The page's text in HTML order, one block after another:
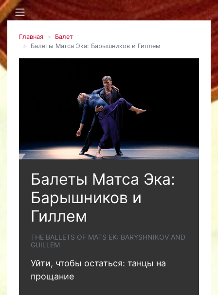
Главная
Балет
Балеты Матса Эка: Барышников и Гиллем
Балеты Матса Эка:
Барышников и
Гиллем
THE BALLETS OF MATS EK: BARYSHNIKOV AND
GUILLEM
Уйти, чтобы остаться: танцы на
прощание